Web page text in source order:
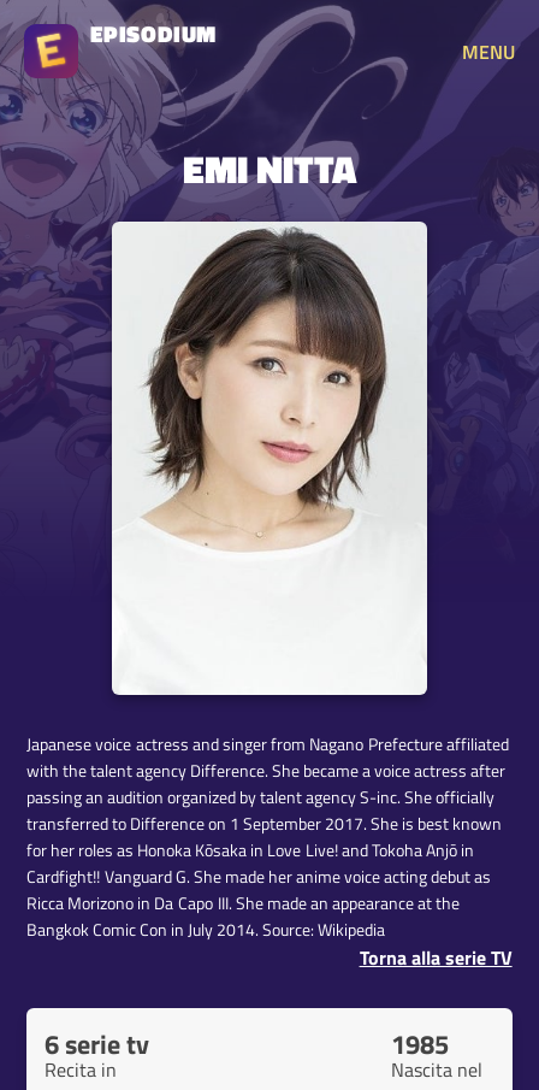
EPISODIUM
MENU
EMI NITTA
Japanese voice actress and singer from Nagano Prefecture affiliated
with the talent agency Difference. She became a voice actress after
passing an audition organized by talent agency S-inc. She officially
transferred to Difference on 1 September 2017. She is best known
for her roles as Honoka Kōsaka in Love Live! and Tokoha Anjō in
Cardfight!! Vanguard G. She made her anime voice acting debut as
Ricca Morizono in Da Capo III. She made an appearance at the
Bangkok Comic Con in July 2014. Source: Wikipedia
Torna alla serie TV
6 serie tv
Recita in
1985
Nascita nel